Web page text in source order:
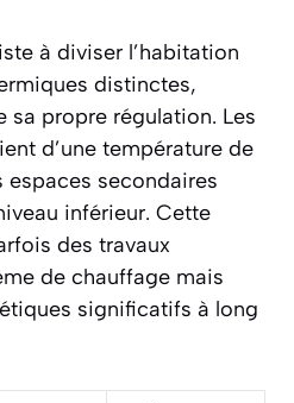
à diviser l’habitation
distinctes,
sa propre régulation. Les
d’une température de
secondaires
inférieur. Cette
des travaux
de chauffage mais
significatifs à long